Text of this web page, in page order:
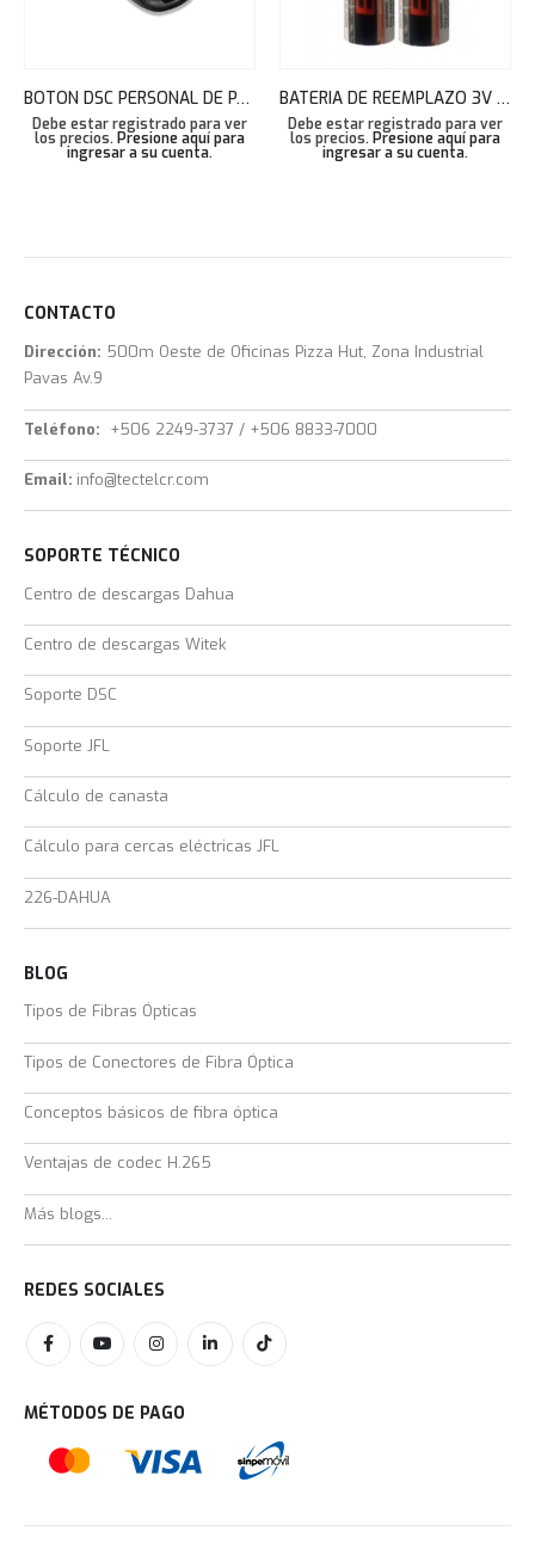
BOTON DSC PERSONAL DE PANICO CON LLAVERO WS4938
Debe estar registrado para ver
los precios. Presione aquí para
ingresar a su cuenta.
BATERIA DE REEMPLAZO 3V 1 PIEZA DSC -BATT-PGX944 CR17450
Debe estar registrado para ver
los precios. Presione aquí para
ingresar a su cuenta.
CONTACTO
Dirección: 500m Oeste de Oficinas Pizza Hut, Zona Industrial
Pavas Av.9
Teléfono: +506 2249-3737 / +506 8833-7000
Email: info@tectelcr.com
SOPORTE TÉCNICO
Centro de descargas Dahua
Centro de descargas Witek
Soporte DSC
Soporte JFL
Cálculo de canasta
Cálculo para cercas eléctricas JFL
226-DAHUA
BLOG
Tipos de Fibras Ópticas
Tipos de Conectores de Fibra Óptica
Conceptos básicos de fibra óptica
Ventajas de codec H.265
Más blogs...
REDES SOCIALES
MÉTODOS DE PAGO